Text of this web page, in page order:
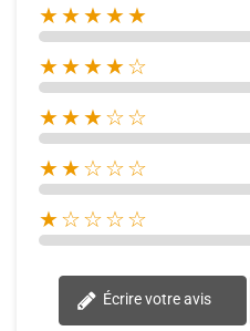
★★★★★
★★★★☆
★★★☆☆
★★☆☆☆
★☆☆☆☆
Écrire votre avis